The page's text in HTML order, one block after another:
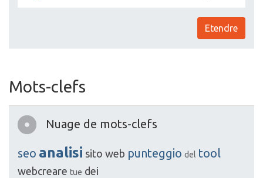
Etendre
Mots-clefs
Nuage de mots-clefs
seo analisi sito web punteggio del tool
webcreare tue dei